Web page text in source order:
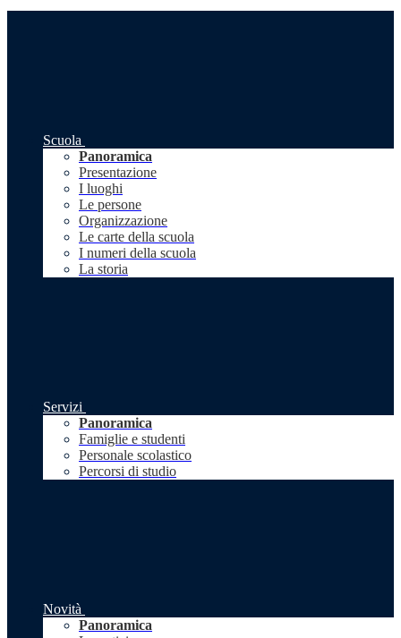
Scuola
Panoramica
Presentazione
I luoghi
Le persone
Organizzazione
Le carte della scuola
I numeri della scuola
La storia
Servizi
Panoramica
Famiglie e studenti
Personale scolastico
Percorsi di studio
Novità
Panoramica